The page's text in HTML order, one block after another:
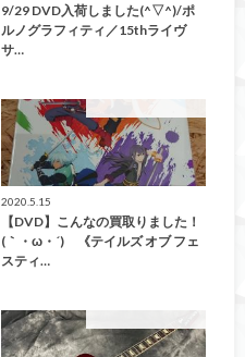
9/29 DVD入荷しました(^▽^)/ポ
ルノグラフィティ／15thライヴ
サ…
2020.5.15
【DVD】こんなの買取りました！
(｀・ω・´)ゞ《テイルズ オブ フェ
スティ…